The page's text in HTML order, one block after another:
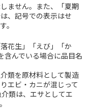
ません。また、「夏期
、記号での表示はせ
。
花生」「えび」「か
含んでいる場合に品目名
類を原材料として製造
エビ・カニが混じって
類は、エサとしてエ